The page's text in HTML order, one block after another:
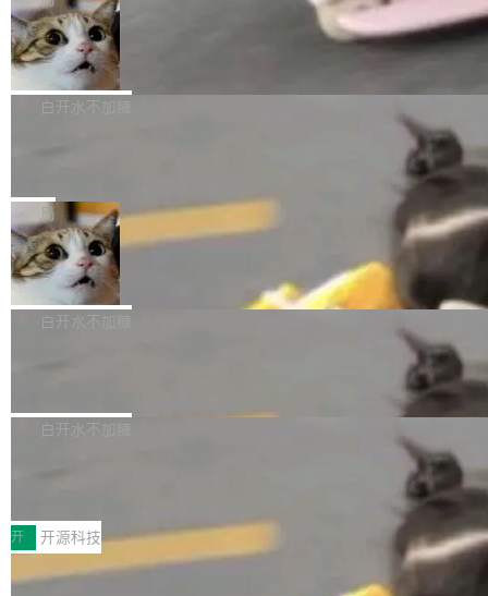
l 迁移或唤醒时，新宿主从 S3 恢复 SQLite 数据
库继续执行。存储库是持久化的唯一真相...
te 17 Pro、OPPO K15，要么是vivo X300 E这
样的次旗舰。 Galaxy Z Fold8 Ultra / Z Fold8 /
Z Flip8三款折叠屏新机均在7月22日发布，且全
部搭载骁龙8 Elite Gen5 for Galaxy，它们本该
本控制系统。目前处于 Early Access 阶段。 De
ltaDB 的核心思路直接写在 landing page 最显
眼的位置：「Software is made between com
mits」——软件是在 commit 之间写出来的。git
是把这段空隙补上。 回退到任何一次编辑：Delt
aDB 捕获 commit 之间的每一次操作，...
SpaceXAI 单季资本开支达 183 亿美元
根据风险投资人Tomer Tunguz 博客（VC 分
析）披露的最新分析与第二季度业绩报告，Spac
微软同期总资本开支的四成。 与亚马逊、Alpha
bet、微软以及 Meta 等传统科技巨头相比，Spa
ceXAI的资金消耗速度尤为引人瞩目。然而，支
撑庞大支出的资金来源却呈现出截然不同的面
貌。数据显示，微软和 Meta 主要依托充沛的经
白开水不加糖
一个在终端里运行的编程 agent；Muse Spark
1.2，驱动这个 agent 的新模型。一句话概括：
你可以用 curl -fsSL https://dev.meta.ai/install.
sh | bash 安装一个能在大项目里自动规划、写
代码、验证结果的 AI 终端工具。 据介绍，Muse
个主 agent 循环，外加一组后台 agent。这些后
局
美团开源 LoHoSearch，用知识图谱校
准 AI 能力认知
机器出题的前提，是让机器拥有全局视野。整个
构建流程可以分为四个环节：建图 → 控制难度
白开水不加糖
库，并将作为transport接入Mooncake TENT。
MPComm将作为一种传输引擎接入Mooncake T
ENT，实现零拷贝传输性能提升30%、非零拷贝
传输性能最高提升5倍。UCL-MPComm底层基
白开水不加糖
型案例入选名单》，深信服“面向企业研发场景的
开源 AI 编程平台 CoStrict 应用”凭借卓越的技术
创新与落地成效成功入选。 全链路私有化部署，
开 开源科技
深信服AI算力网关入选工信部人工智能